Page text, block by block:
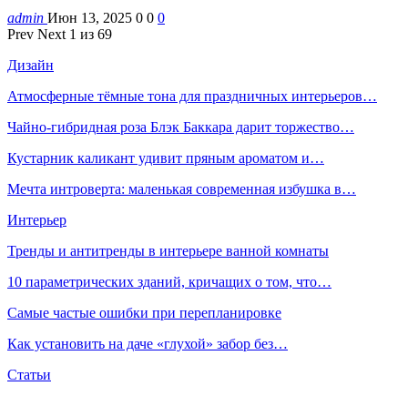
admin Июн 13, 2025 0 0 0
Prev Next 1 из 69
Дизайн
Атмосферные тёмные тона для праздничных интерьеров…
Чайно-гибридная роза Блэк Баккара дарит торжество…
Кустарник каликант удивит пряным ароматом и…
Мечта интроверта: маленькая современная избушка в…
Интерьер
Тренды и антитренды в интерьере ванной комнаты
10 параметрических зданий, кричащих о том, что…
Самые частые ошибки при перепланировке
Как установить на даче «глухой» забор без…
Статьи